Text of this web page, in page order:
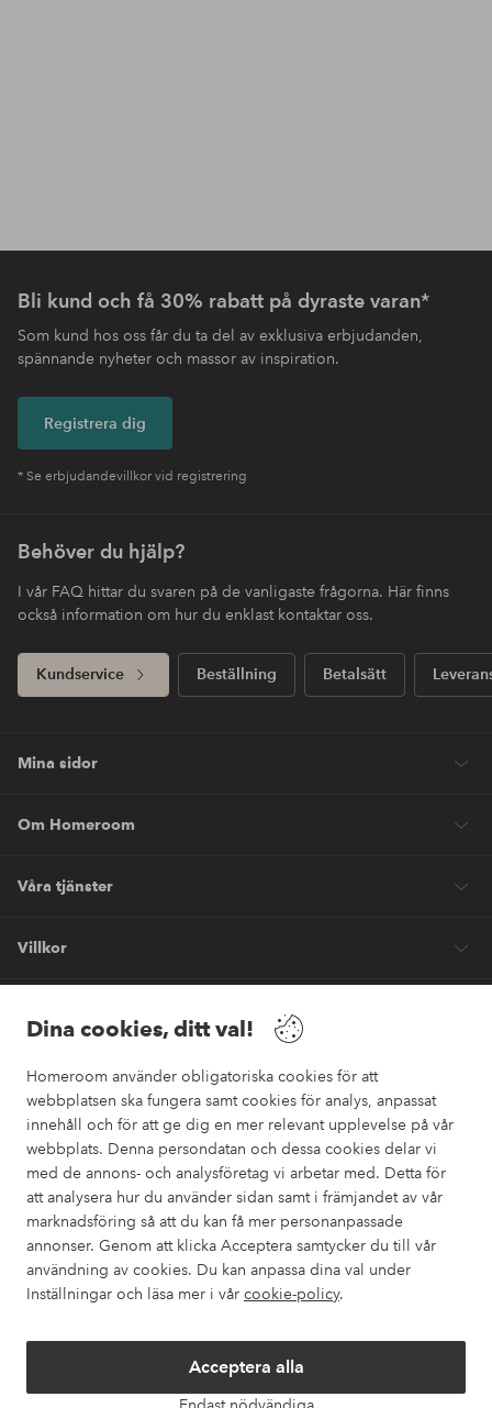
Dina cookies, ditt val!
Homeroom använder obligatoriska cookies för att
webbplatsen ska fungera samt cookies för analys, anpassat
innehåll och för att ge dig en mer relevant upplevelse på vår
webbplats. Denna persondatan och dessa cookies delar vi
med de annons- och analysföretag vi arbetar med. Detta för
att analysera hur du använder sidan samt i främjandet av vår
marknadsföring så att du kan få mer personanpassade
annonser. Genom att klicka Acceptera samtycker du till vår
användning av cookies. Du kan anpassa dina val under
Inställningar och läsa mer i vår cookie-policy.
Acceptera alla
Bli kund och få 30% rabatt på dyraste varan*
Som kund hos oss får du ta del av exklusiva erbjudanden,
spännande nyheter och massor av inspiration.
Registrera dig
* Se erbjudandevillkor vid registrering
Behöver du hjälp?
I vår FAQ hittar du svaren på de vanligaste frågorna. Här finns
också information om hur du enklast kontaktar oss.
Kundservice Beställning Betalsätt
Mina sidor
Om Homeroom
Våra tjänster
Villkor
Säkra betalningar
Vill du veta mer om våra betalalternativ ?
elpy